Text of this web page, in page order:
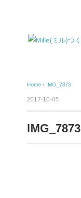
Home › IMG_7873
2017-10-05
IMG_7873